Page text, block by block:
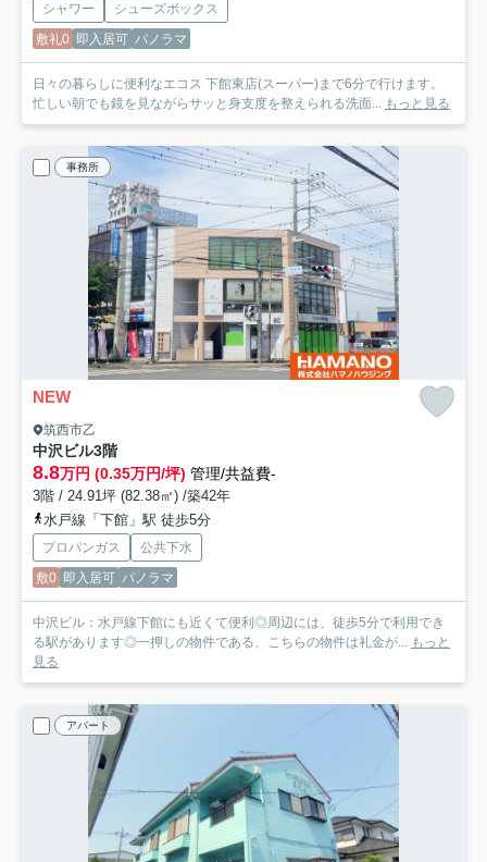
シャワー
シューズボックス
敷礼0 即入居可 パノラマ
日々の暮らしに便利なエコス 下館東店(スーパー)まで6分で行けます。
忙しい朝でも鏡を見ながらサッと身支度を整えられる洗面... もっと見る
事務所
NEW
筑西市乙
中沢ビル3階
8.8万円 (0.35万円/坪) 管理/共益費-
3階 / 24.91坪 (82.38㎡) /築42年
水戸線「下館」駅 徒歩5分
プロパンガス
公共下水
敷0 即入居可 パノラマ
中沢ビル：水戸線下館にも近くて便利◎周辺には、徒歩5分で利用でき
る駅があります◎一押しの物件である、こちらの物件は礼金が... もっと
見る
アパート